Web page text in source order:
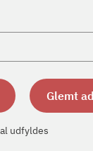
Glemt
udfyldes